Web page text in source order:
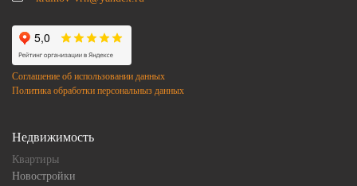
Соглашение об использовании данных
Политика обработки персональныз данных
Недвижимость
Квартиры
Новостройки